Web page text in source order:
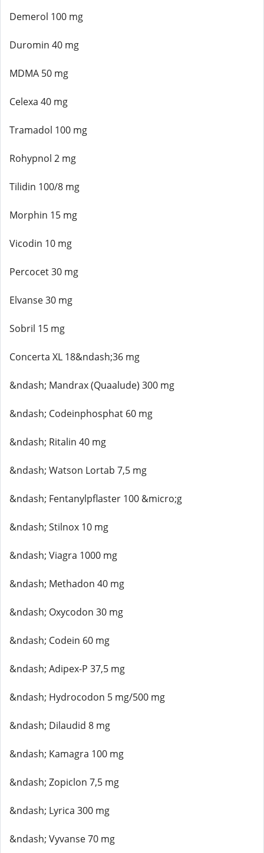
Demerol 100 mg
Duromin 40 mg
MDMA 50 mg
Celexa 40 mg
Tramadol 100 mg
Rohypnol 2 mg
Tilidin 100/8 mg
Morphin 15 mg
Vicodin 10 mg
Percocet 30 mg
Elvanse 30 mg
Sobril 15 mg
Concerta XL 18&ndash;36 mg
&ndash; Mandrax (Quaalude) 300 mg
&ndash; Codeinphosphat 60 mg
&ndash; Ritalin 40 mg
&ndash; Watson Lortab 7,5 mg
&ndash; Fentanylpflaster 100 &micro;g
&ndash; Stilnox 10 mg
&ndash; Viagra 1000 mg
&ndash; Methadon 40 mg
&ndash; Oxycodon 30 mg
&ndash; Codein 60 mg
&ndash; Adipex-P 37,5 mg
&ndash; Hydrocodon 5 mg/500 mg
&ndash; Dilaudid 8 mg
&ndash; Kamagra 100 mg
&ndash; Zopiclon 7,5 mg
&ndash; Lyrica 300 mg
&ndash; Vyvanse 70 mg